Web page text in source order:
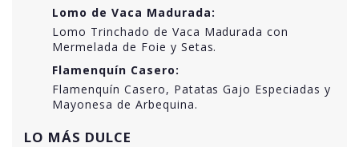
Lomo de Vaca Madurada:
Lomo Trinchado de Vaca Madurada con
Mermelada de Foie y Setas.
Flamenquín Casero:
Flamenquín Casero, Patatas Gajo Especiadas y
Mayonesa de Arbequina.
LO MÁS DULCE